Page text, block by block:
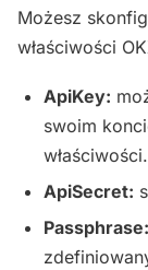
Możesz
właściwości
ApiKey:
swoim
właściwości.
ApiSecret:
Passphrase: